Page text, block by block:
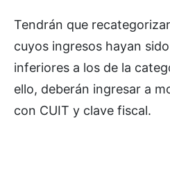
Tendrán que
cuyos ingresos hayan
inferiores a los de la
ello, deberán ingresar a
con CUIT y clave fiscal.